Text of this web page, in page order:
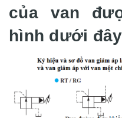
của van
hình dưới